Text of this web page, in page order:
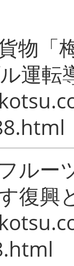
物「
運転
ルー
復興